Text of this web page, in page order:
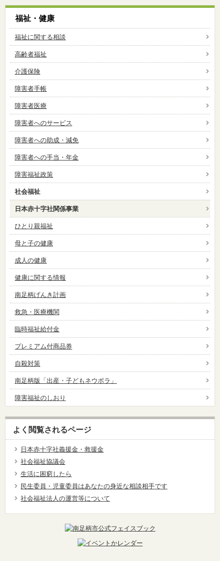
福祉・健康
福祉に関する相談
高齢者福祉
介護保険
障害者手帳
障害者医療
障害者へのサービス
障害者への助成・減免
障害者への手当・年金
障害福祉政策
社会福祉
日本赤十字社関係事業
ひとり親福祉
母と子の健康
成人の健康
健康に関する情報
南足柄げんき計画
救急・医療機関
臨時福祉給付金
プレミアム付商品券
自殺対策
南足柄版「出産・子どもネウボラ」
障害福祉のしおり
よく閲覧されるページ
日本赤十字社義援金・救援金
社会福祉協議会
生活に困窮したら
民生委員・児童委員はあなたの身近な相談相手です
社会福祉法人の運営等について